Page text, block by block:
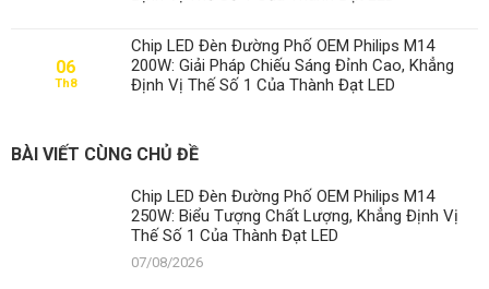
06
Th8
Chip LED Đèn Đường Phố OEM Philips M14
200W: Giải Pháp Chiếu Sáng Đỉnh Cao, Khẳng
Định Vị Thế Số 1 Của Thành Đạt LED
BÀI VIẾT CÙNG CHỦ ĐỀ
Chip LED Đèn Đường Phố OEM Philips M14
250W: Biểu Tượng Chất Lượng, Khẳng Định Vị
Thế Số 1 Của Thành Đạt LED
07/08/2026